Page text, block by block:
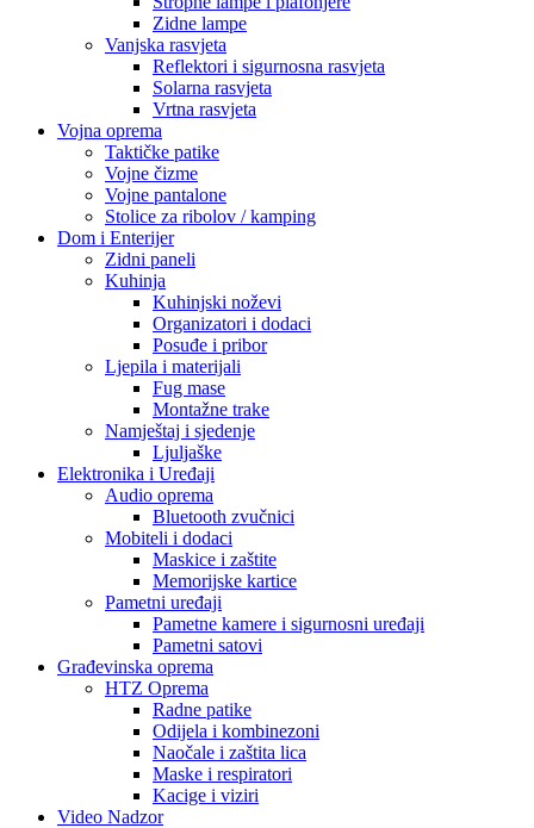
Zidne lampe
Vanjska rasvjeta
Reflektori i sigurnosna rasvjeta
Solarna rasvjeta
Vrtna rasvjeta
Vojna oprema
Taktičke patike
Vojne čizme
Vojne pantalone
Stolice za ribolov / kamping
Dom i Enterijer
Zidni paneli
Kuhinja
Kuhinjski noževi
Organizatori i dodaci
Posuđe i pribor
Ljepila i materijali
Fug mase
Montažne trake
Namještaj i sjedenje
Ljuljaške
Elektronika i Uređaji
Audio oprema
Bluetooth zvučnici
Mobiteli i dodaci
Maskice i zaštite
Memorijske kartice
Pametni uređaji
Pametne kamere i sigurnosni uređaji
Pametni satovi
Građevinska oprema
HTZ Oprema
Radne patike
Odijela i kombinezoni
Naočale i zaštita lica
Maske i respiratori
Kacige i viziri
Video Nadzor